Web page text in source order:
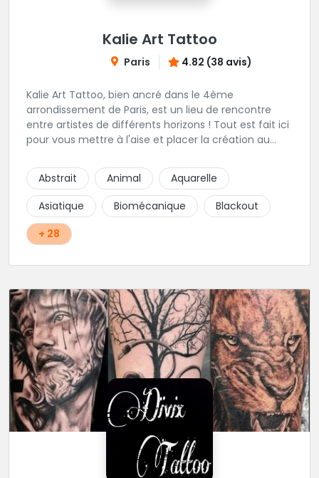
Kalie Art Tattoo
Paris 4.82 (38 avis)
Kalie Art Tattoo, bien ancré dans le 4ème
arrondissement de Paris, est un lieu de rencontre
entre artistes de différents horizons ! Tout est fait ici
pour vous mettre à l'aise et placer la création au
Abstrait
Animal
Aquarelle
Asiatique
Biomécanique
Blackout
+ 28